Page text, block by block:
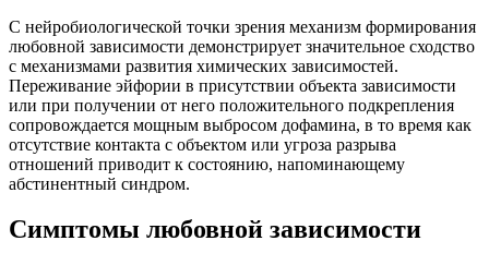
С нейробиологической точки зрения механизм формирования
любовной зависимости демонстрирует значительное сходство
с механизмами развития химических зависимостей.
Переживание эйфории в присутствии объекта зависимости
или при получении от него положительного подкрепления
сопровождается мощным выбросом дофамина, в то время как
отсутствие контакта с объектом или угроза разрыва
отношений приводит к состоянию, напоминающему
абстинентный синдром.
Симптомы любовной зависимости